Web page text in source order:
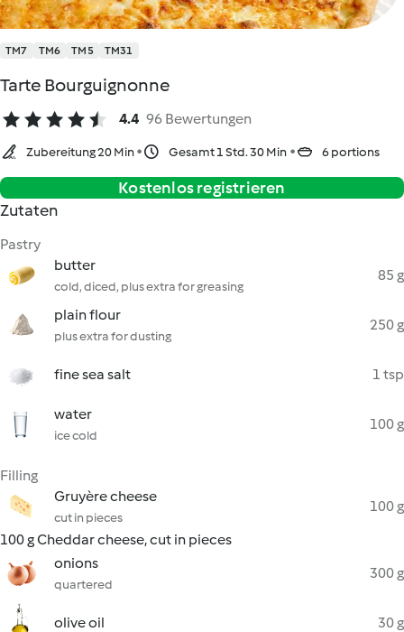
TM7 TM6 TM5 TM31
Tarte Bourguignonne
4.4 96 Bewertungen
Zubereitung 20 Min Gesamt 1 Std. 30 Min 6 portions
Kostenlos registrieren
Zutaten
Pastry
butter
cold, diced, plus extra for greasing
85 g
plain flour
plus extra for dusting
250 g
fine sea salt 1 tsp
water
ice cold
100 g
Filling
Gruyère cheese
cut in pieces
100 g
100 g Cheddar cheese, cut in pieces
onions
quartered
300 g
olive oil 30 g